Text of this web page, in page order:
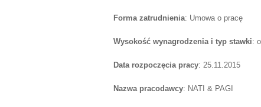
Forma zatrudnienia: Umowa o pracę
Wysokość wynagrodzenia i typ stawki:
Data rozpoczęcia pracy: 25.11.2015
Nazwa pracodawcy: NATI & PAGI